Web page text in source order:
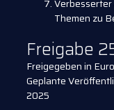
Themen zu
Freigabe
Freigegeben in
Geplante
2025